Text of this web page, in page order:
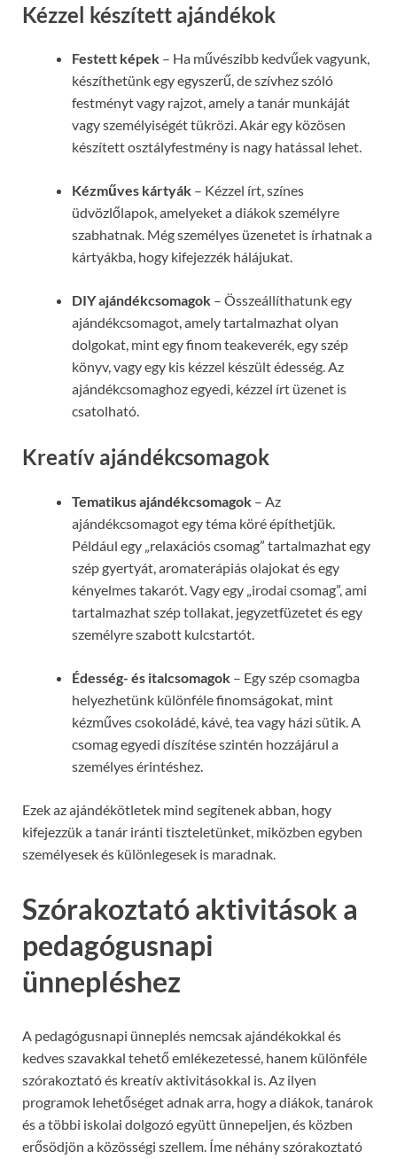
Kézzel készített ajándékok
Festett képek – Ha művészibb kedvűek vagyunk,
készíthetünk egy egyszerű, de szívhez szóló
festményt vagy rajzot, amely a tanár munkáját
vagy személyiségét tükrözi. Akár egy közösen
készített osztályfestmény is nagy hatással lehet.
Kézműves kártyák – Kézzel írt, színes
üdvözlőlapok, amelyeket a diákok személyre
szabhatnak. Még személyes üzenetet is írhatnak a
kártyákba, hogy kifejezzék hálájukat.
DIY ajándékcsomagok – Összeállíthatunk egy
ajándékcsomagot, amely tartalmazhat olyan
dolgokat, mint egy finom teakeverék, egy szép
könyv, vagy egy kis kézzel készült édesség. Az
ajándékcsomaghoz egyedi, kézzel írt üzenet is
csatolható.
Kreatív ajándékcsomagok
Tematikus ajándékcsomagok – Az
ajándékcsomagot egy téma köré építhetjük.
Például egy „relaxációs csomag” tartalmazhat egy
szép gyertyát, aromaterápiás olajokat és egy
kényelmes takarót. Vagy egy „irodai csomag”, ami
tartalmazhat szép tollakat, jegyzetfüzetet és egy
személyre szabott kulcstartót.
Édesség- és italcsomagok – Egy szép csomagba
helyezhetünk különféle finomságokat, mint
kézműves csokoládé, kávé, tea vagy házi sütik. A
csomag egyedi díszítése szintén hozzájárul a
személyes érintéshez.
Ezek az ajándékötletek mind segítenek abban, hogy
kifejezzük a tanár iránti tiszteletünket, miközben egyben
személyesek és különlegesek is maradnak.
Szórakoztató aktivitások a
pedagógusnapi
ünnepléshez
A pedagógusnapi ünneplés nemcsak ajándékokkal és
kedves szavakkal tehető emlékezetessé, hanem különféle
szórakoztató és kreatív aktivitásokkal is. Az ilyen
programok lehetőséget adnak arra, hogy a diákok, tanárok
és a többi iskolai dolgozó együtt ünnepeljen, és közben
erősödjön a közösségi szellem. Íme néhány szórakoztató